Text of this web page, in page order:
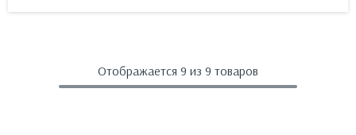
Отображается 9 из 9 товаров